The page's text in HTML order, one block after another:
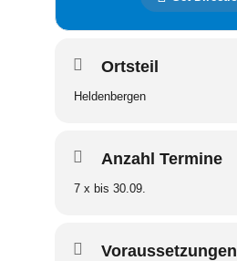
Ortsteil
Heldenbergen
Anzahl Termine
7 x bis 30.09.
Voraussetzungen